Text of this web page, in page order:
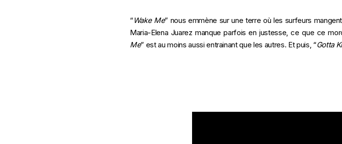
“ Wake Me” nous emmène sur une terre où les surfeurs
Maria-Elena Juarez manque parfois en justesse, ce que ce
Me” est au moins aussi entrainant que les autres. Et puis, “Gotta